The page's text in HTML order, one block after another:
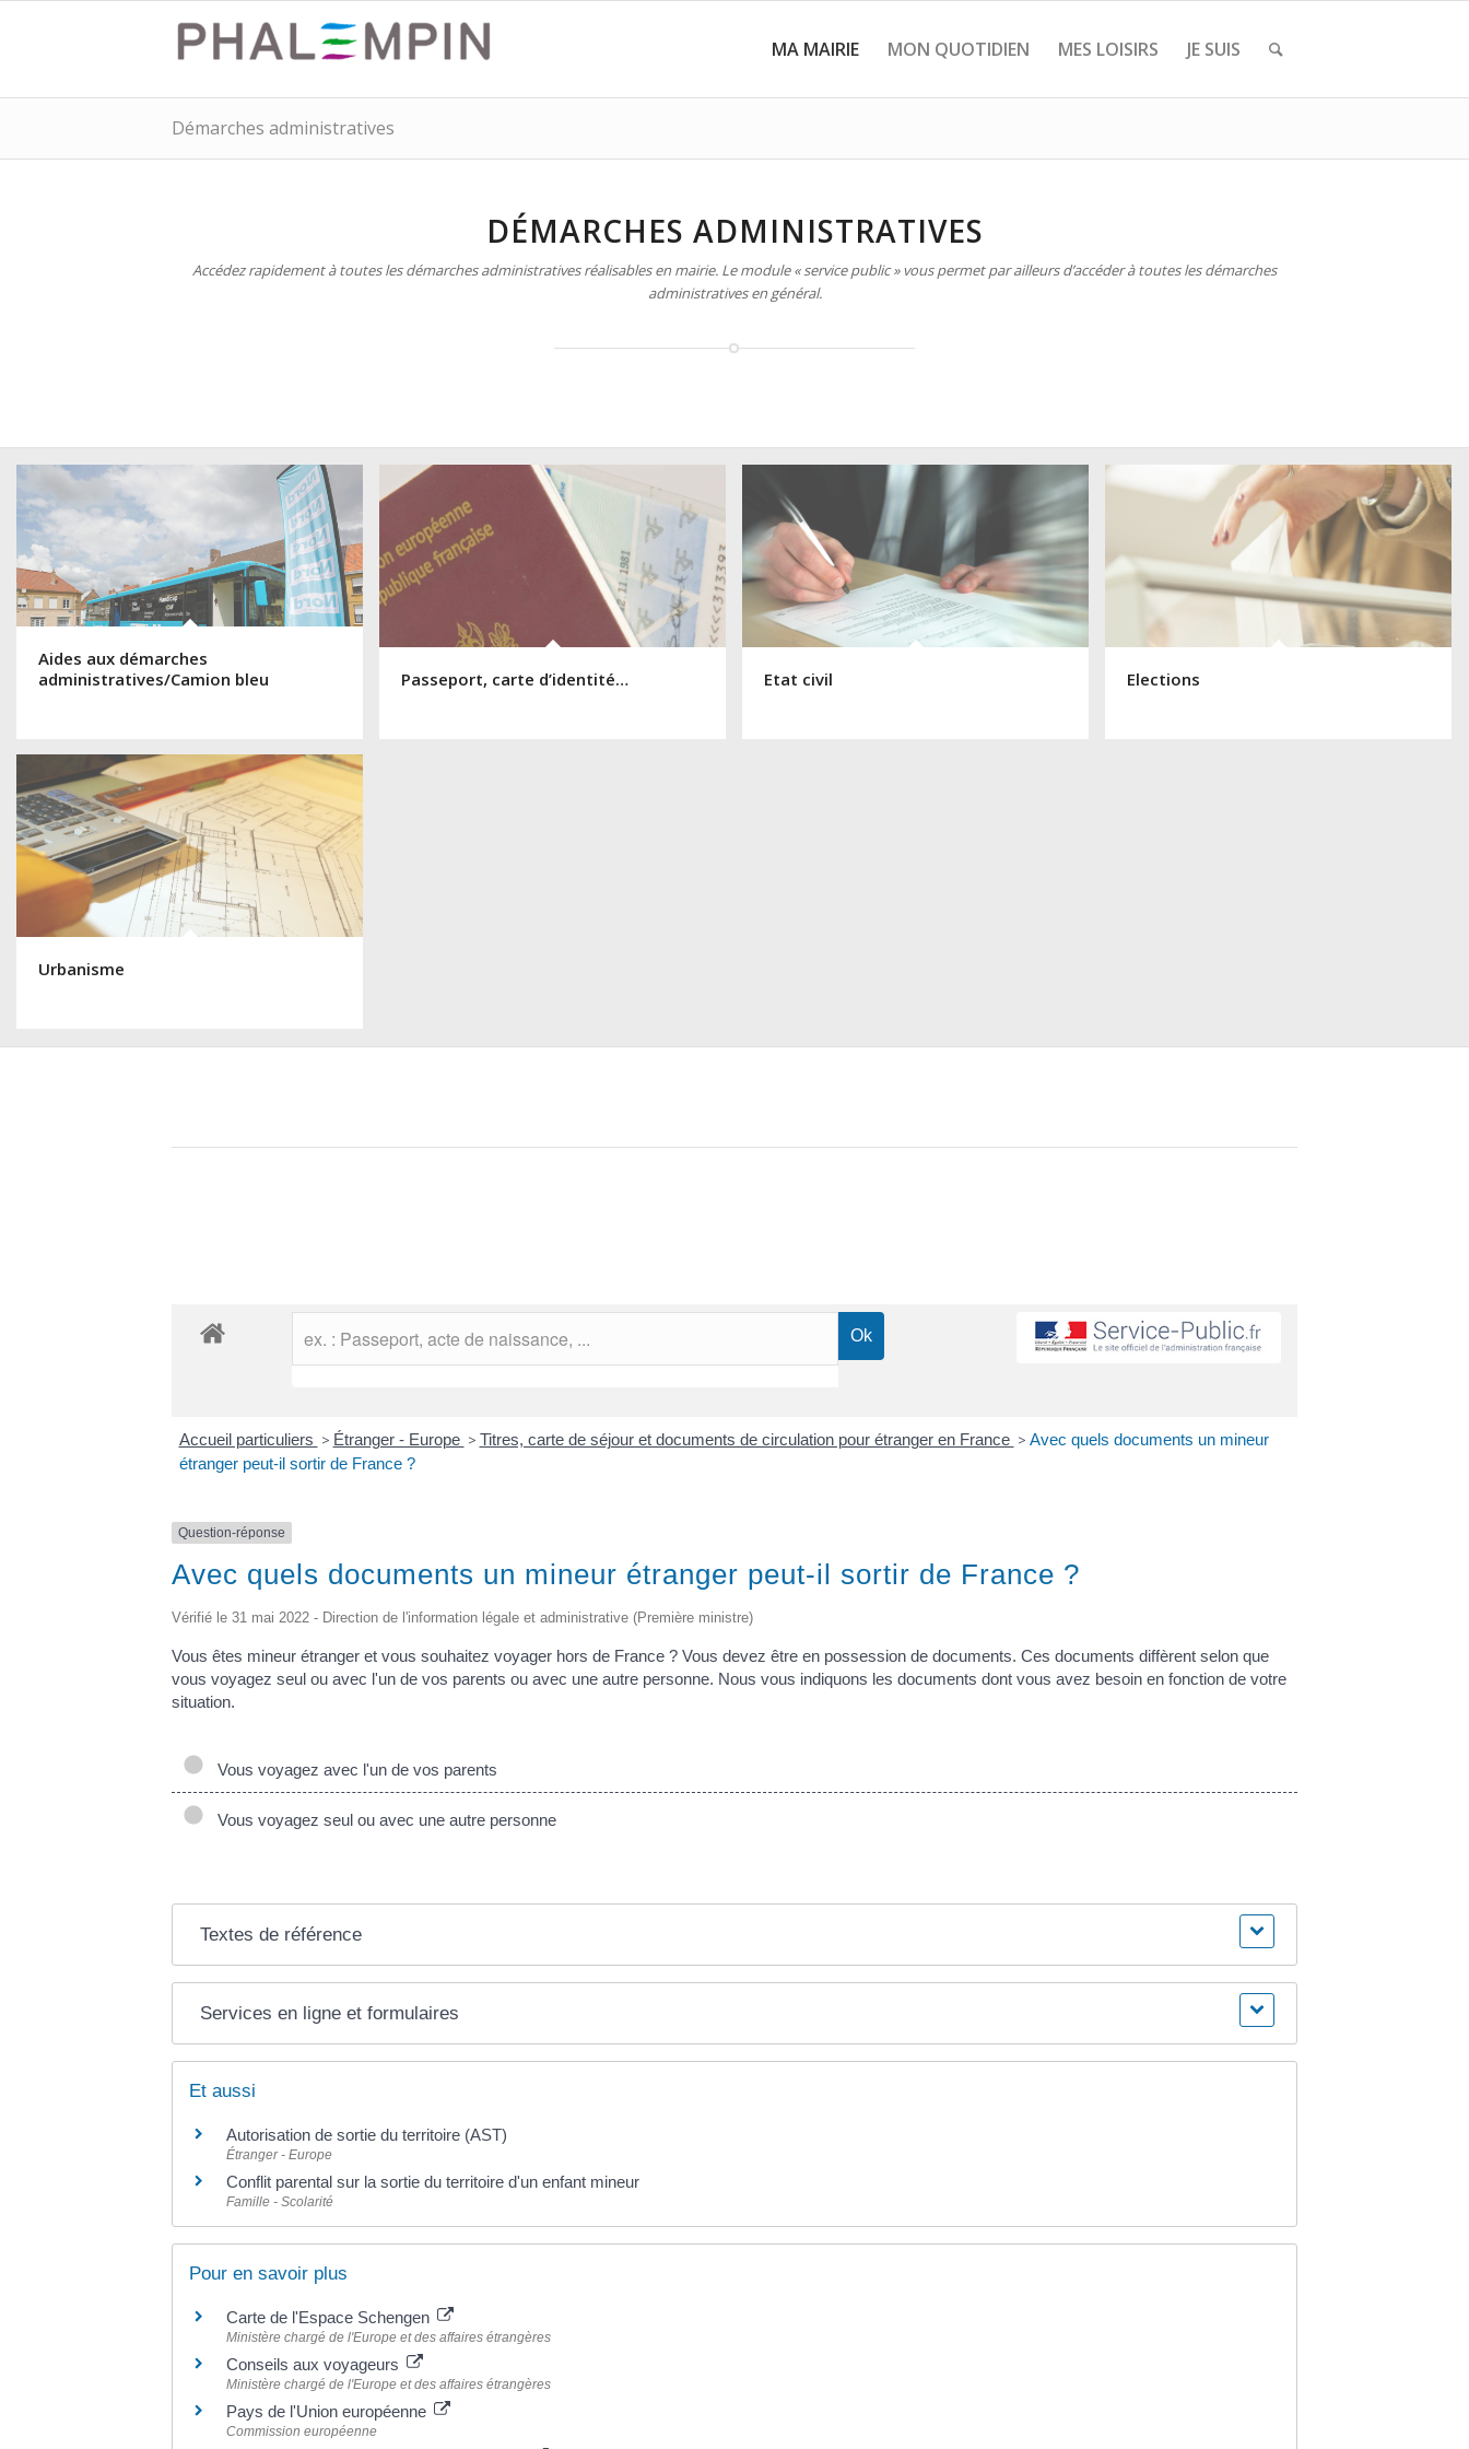
MA MAIRIE MON QUOTIDIEN MES LOISIRS JE SUIS
Démarches administratives
DÉMARCHES ADMINISTRATIVES
Accédez rapidement à toutes les démarches administratives réalisables en mairie. Le module « service public » vous permet par ailleurs d’accéder à toutes les démarches
administratives en général.
Aides aux démarches
administratives/Camion bleu
Passeport, carte d’identité… Etat civil Elections
Urbanisme
Accueil particuliers > Étranger - Europe > Titres, carte de séjour et documents de circulation pour étranger en France > Avec quels documents un mineur
étranger peut-il sortir de France ?
Question-réponse
Avec quels documents un mineur étranger peut-il sortir de France ?
Vérifié le 31 mai 2022 - Direction de l'information légale et administrative (Première ministre)
Vous êtes mineur étranger et vous souhaitez voyager hors de France ? Vous devez être en possession de documents. Ces documents diffèrent selon que
vous voyagez seul ou avec l'un de vos parents ou avec une autre personne. Nous vous indiquons les documents dont vous avez besoin en fonction de votre
situation.
Vous voyagez avec l'un de vos parents
Vous voyagez seul ou avec une autre personne
Textes de référence
Services en ligne et formulaires
Et aussi
Autorisation de sortie du territoire (AST)
Étranger - Europe
Conflit parental sur la sortie du territoire d'un enfant mineur
Famille - Scolarité
Pour en savoir plus
Carte de l'Espace Schengen
Ministère chargé de l'Europe et des affaires étrangères
Conseils aux voyageurs
Ministère chargé de l'Europe et des affaires étrangères
Pays de l'Union européenne
Commission européenne